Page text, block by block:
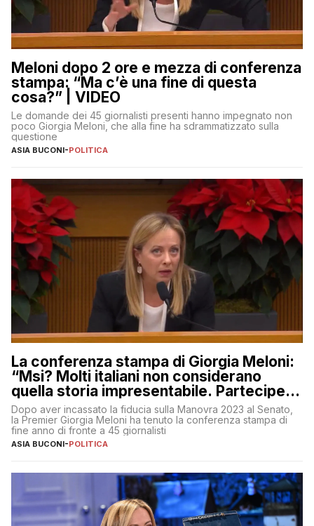
Meloni dopo 2 ore e mezza di conferenza
stampa: “Ma c’è una fine di questa
cosa?” | VIDEO
Le domande dei 45 giornalisti presenti hanno impegnato non
poco Giorgia Meloni, che alla fine ha sdrammatizzato sulla
questione
ASIA BUCONI-POLITICA
La conferenza stampa di Giorgia Meloni:
“Msi? Molti italiani non considerano
quella storia impresentabile. Parteciperò
al 25 aprile”
Dopo aver incassato la fiducia sulla Manovra 2023 al Senato,
la Premier Giorgia Meloni ha tenuto la conferenza stampa di
fine anno di fronte a 45 giornalisti
ASIA BUCONI-POLITICA